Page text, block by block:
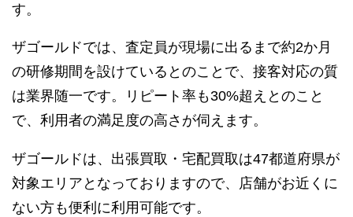
す。
ザゴールドでは、査定員が現場に出るまで約2か月
の研修期間を設けているとのことで、接客対応の質
は業界随一です。リピート率も30%超えとのこと
で、利用者の満足度の高さが伺えます。
ザゴールドは、出張買取・宅配買取は47都道府県が
対象エリアとなっておりますので、店舗がお近くに
ない方も便利に利用可能です。